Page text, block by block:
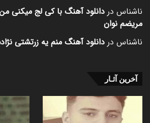
ناشناس در دانلود آهنگ با کی لج میکنی
مریضم نوان
ناشناس در دانلود آهنگ منم یه زرتشتی
آخرین آثـار